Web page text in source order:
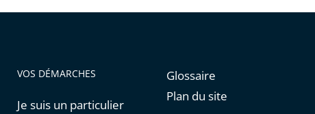
VOS DÉMARCHES
Je suis un particulier
Glossaire
Plan du site